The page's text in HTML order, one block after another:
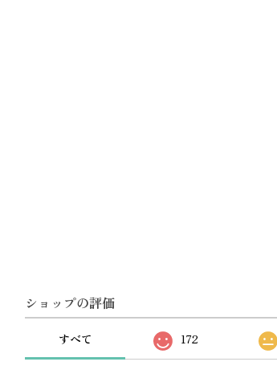
ショップの評価
すべて 172